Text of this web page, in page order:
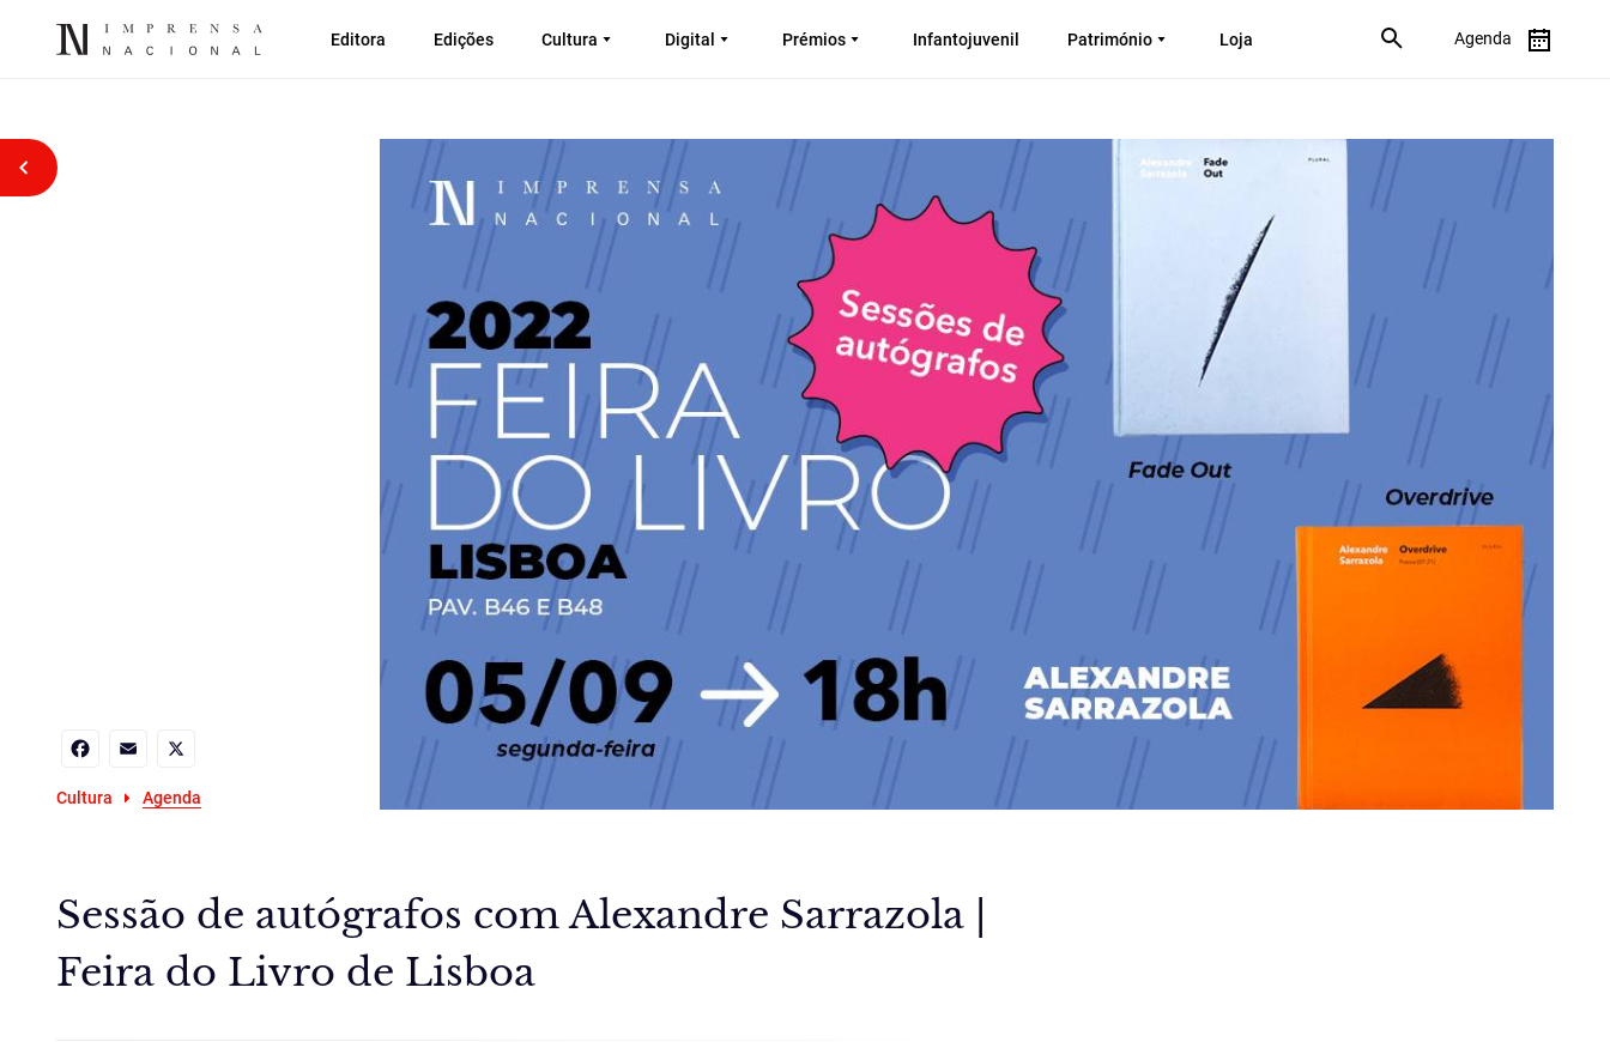
Editora Edições Cultura Digital Prémios Infantojuvenil Património Loja Agenda
Voltar atrás
Facebook
Email
X
Cultura Agenda
Sessão de autógrafos com Alexandre Sarrazola |
Feira do Livro de Lisboa